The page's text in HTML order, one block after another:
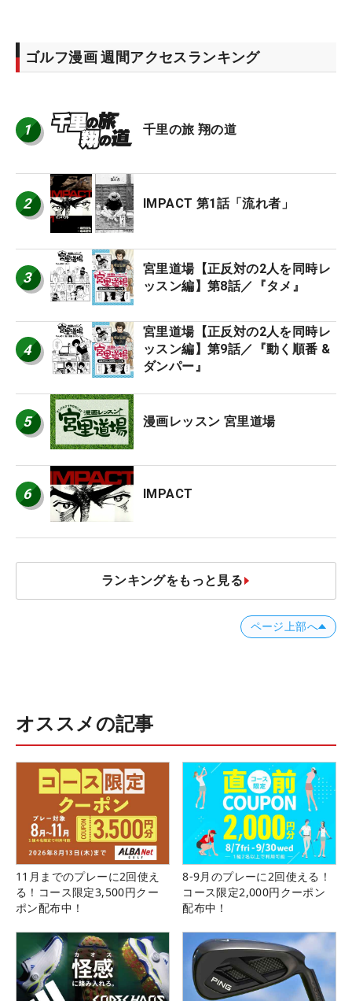
ゴルフ漫画 週間アクセスランキング
1 千里の旅 翔の道
2 IMPACT 第1話「流れ者」
3
宮里道場【正反対の2人を同時レ
ッスン編】第8話／『タメ』
4
宮里道場【正反対の2人を同時レ
ッスン編】第9話／『動く順番 &
ダンパー』
5 漫画レッスン 宮里道場
6 IMPACT
ランキングをもっと見る
ページ上部へ
オススメの記事
11月までのプレーに2回使え
る！コース限定3,500円クー
ポン配布中！
8-9月のプレーに2回使える！
コース限定2,000円クーポン
配布中！